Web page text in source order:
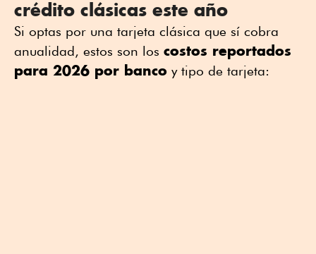
crédito clásicas este año
Si optas por una tarjeta clásica que sí cobra
anualidad, estos son los costos reportados
para 2026 por banco y tipo de tarjeta: